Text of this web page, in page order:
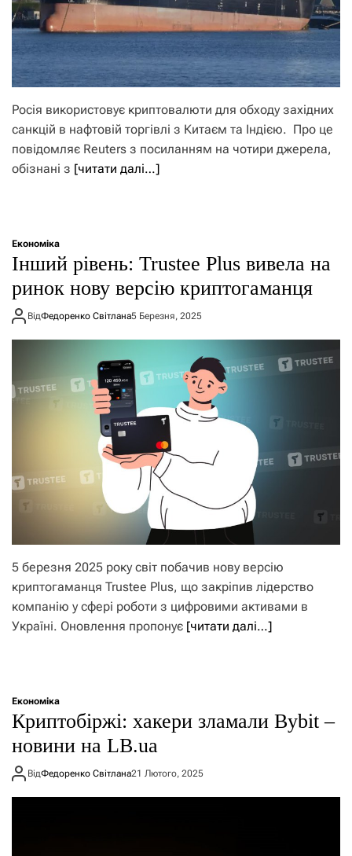
Росія використовує криптовалюти для обходу західних
санкцій в нафтовій торгівлі з Китаєм та Індією. Про це
повідомляє Reuters з посиланням на чотири джерела,
обізнані з [читати далі…]
Економіка
Інший рівень: Trustee Plus вивела на
ринок нову версію криптогаманця
ВідФедоренко Світлана5 Березня, 2025
5 березня 2025 року світ побачив нову версію
криптогаманця Trustee Plus, що закріпив лідерство
компанію у сфері роботи з цифровими активами в
Україні. Оновлення пропонує [читати далі…]
Економіка
Криптобіржі: хакери зламали Bybit –
новини на LB.ua
ВідФедоренко Світлана21 Лютого, 2025